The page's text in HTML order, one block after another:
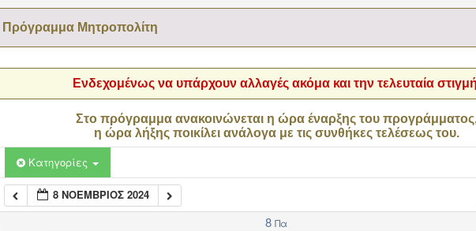
Πρόγραμμα Μητροπολίτη
Ενδεχομένως να υπάρχουν αλλαγές ακόμα και την τελευταία
Στο πρόγραμμα ανακοινώνεται η ώρα έναρξης του
η ώρα λήξης ποικίλει ανάλογα με τις συνθήκες τελέσεως του.
Κατηγορίες
8 ΝΟΈΜΒΡΙΟΣ 2024
8 Πα
06:00
07:00